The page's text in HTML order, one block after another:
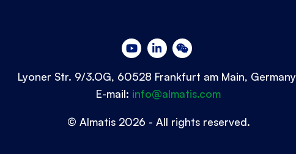
Lyoner Str. 9/3.OG, 60528 Frankfurt am Main, Germany
E-mail: info@almatis.com
© Almatis 2026 - All rights reserved.